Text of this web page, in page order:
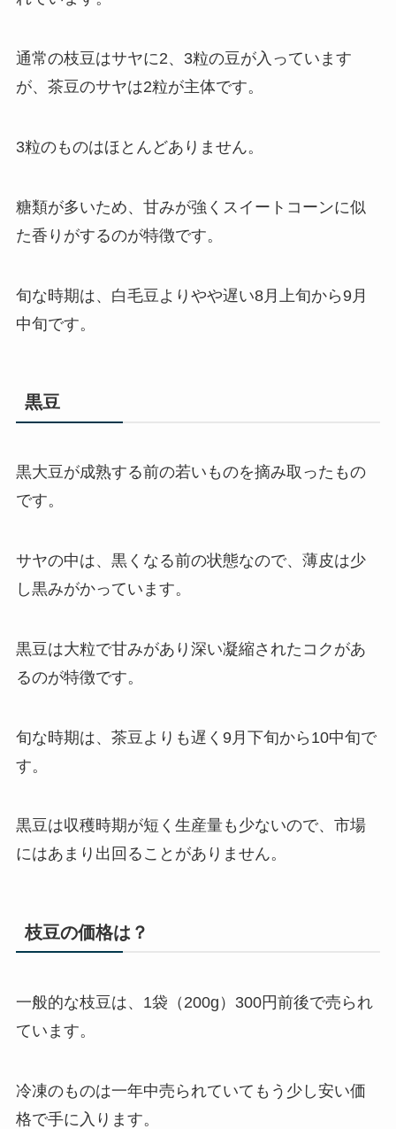
通常の枝豆はサヤに2、3粒の豆が入っています
が、 茶豆のサヤは2粒が主体です。
3粒のものはほとんどありません。
糖類が多いため、甘みが強くスイートコーンに似
た香りがするのが特徴です。
旬な時期は、白毛豆よりやや遅い8月上旬から9月
中旬です。
黒豆
黒大豆が成熟する前の若いものを摘み取ったもの
です。
サヤの中は、黒くなる前の状態なので、薄皮は少
し黒みがかっています。
黒豆は大粒で甘みがあり深い凝縮されたコクがあ
るのが特徴です。
旬な時期は、茶豆よりも遅く9月下旬から10中旬で
す。
黒豆は収穫時期が短く生産量も少ないので、市場
にはあまり出回ることがありません。
枝豆の価格は？
一般的な枝豆は、 1袋（200g）300円前後で売られ
ています。
冷凍のものは一年中売られていてもう少し安い価
格で手に入ります。